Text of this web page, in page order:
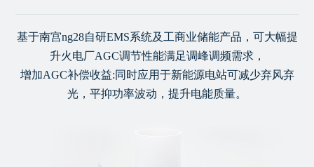
基于南宫ng28自研EMS系统及工商业储能产品，可大幅提
升火电厂AGC调节性能满足调峰调频需求，
增加AGC补偿收益:同时应用于新能源电站可减少弃风弃
光，平抑功率波动，提升电能质量。